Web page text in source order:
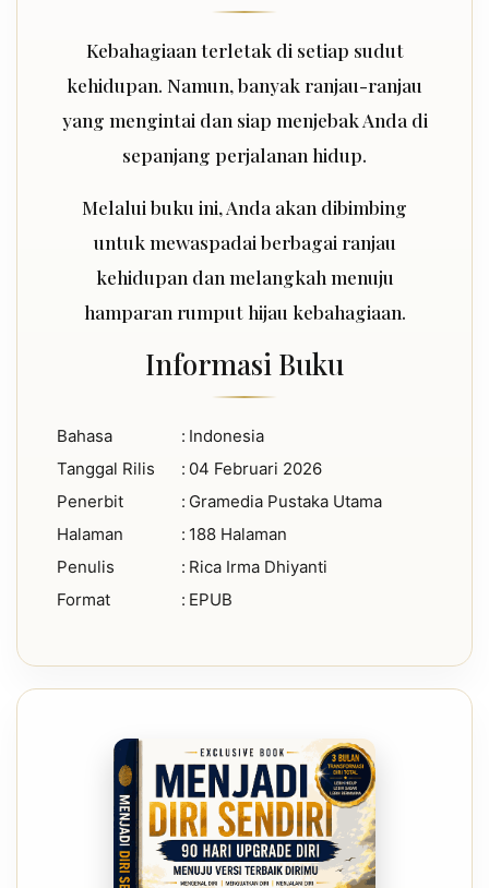
Kebahagiaan terletak di setiap sudut
kehidupan. Namun, banyak ranjau-ranjau
yang mengintai dan siap menjebak Anda di
sepanjang perjalanan hidup.
Melalui buku ini, Anda akan dibimbing
untuk mewaspadai berbagai ranjau
kehidupan dan melangkah menuju
hamparan rumput hijau kebahagiaan.
Informasi Buku
Bahasa : Indonesia
Tanggal Rilis
: 04 Februari 2026
Penerbit
: Gramedia Pustaka Utama
Halaman
: 188 Halaman
Penulis
: Rica Irma Dhiyanti
Format
: EPUB